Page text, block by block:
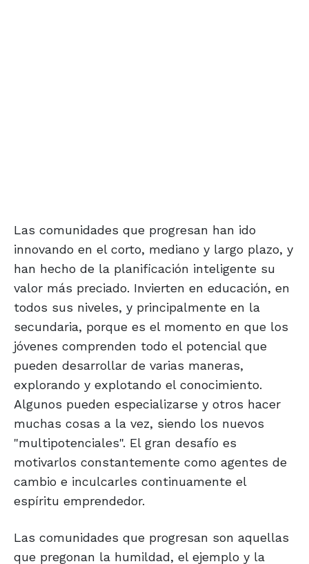
Las comunidades que progresan han ido
innovando en el corto, mediano y largo plazo, y
han hecho de la planificación inteligente su
valor más preciado. Invierten en educación, en
todos sus niveles, y principalmente en la
secundaria, porque es el momento en que los
jóvenes comprenden todo el potencial que
pueden desarrollar de varias maneras,
explorando y explotando el conocimiento.
Algunos pueden especializarse y otros hacer
muchas cosas a la vez, siendo los nuevos
"multipotenciales". El gran desafío es
motivarlos constantemente como agentes de
cambio e inculcarles continuamente el
espíritu emprendedor.
Las comunidades que progresan son aquellas
que pregonan la humildad, el ejemplo y la